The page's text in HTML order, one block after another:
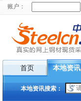
首页 本地资讯
本地资讯搜索：